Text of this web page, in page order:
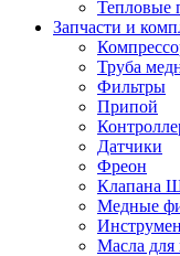
Тепловые
Запчасти и
Труба
Фильтры
Припой
Датчики
Фреон
Клапана
Медные
Масла для